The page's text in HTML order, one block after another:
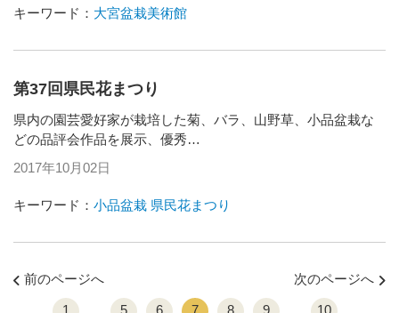
キーワード： 大宮盆栽美術館
第37回県民花まつり
県内の園芸愛好家が栽培した菊、バラ、山野草、小品盆栽な
どの品評会作品を展示、優秀…
2017年10月02日
キーワード： 小品盆栽 県民花まつり
前のページへ
1 5 6 7 8 9 10
次のページへ